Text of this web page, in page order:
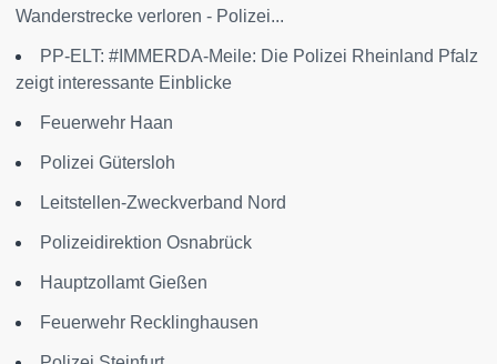
Wanderstrecke verloren - Polizei...
PP-ELT: #IMMERDA-Meile: Die Polizei Rheinland Pfalz
zeigt interessante Einblicke
Feuerwehr Haan
Polizei Gütersloh
Leitstellen-Zweckverband Nord
Polizeidirektion Osnabrück
Hauptzollamt Gießen
Feuerwehr Recklinghausen